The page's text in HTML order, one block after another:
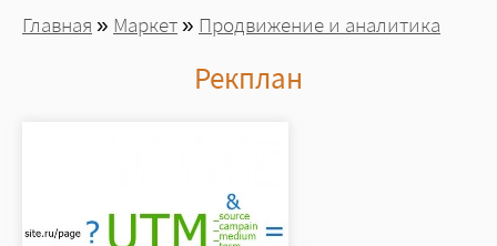
Вы здесь
Главная » Маркет» Продвижение и аналитика
Рекплан